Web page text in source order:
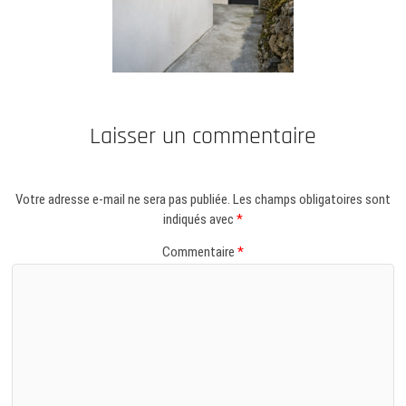
Laisser un commentaire
Votre adresse e-mail ne sera pas publiée. Les champs obligatoires sont
indiqués avec *
Commentaire *